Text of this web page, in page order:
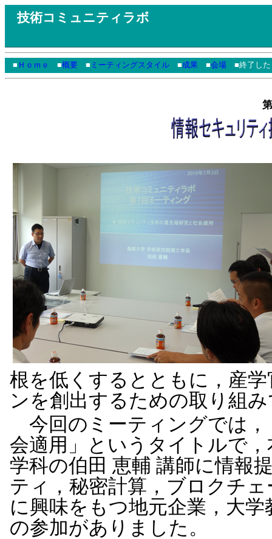
技術コミュニティラボ
■ Ｈｏｍｅ ■概要 ■ ミーティングスタイル ■成果 ■会場 ■終了した
根を低くするとともに，産
ンを創出するための取り組
今回のミーティングでは，
会適用」というタイトルで
学科の伯田 恵輔 講師に情報
ティ，秘密計算，ブロクチ
に興味をもつ地元企業，大
の参加がありました。